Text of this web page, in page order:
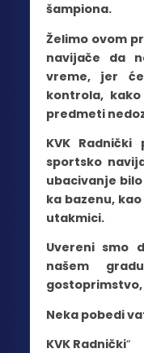
šampiona.
Želimo ovom
navijače da
vreme, jer
kontrola,
predmeti
KVK
sportsko
ubacivanje
ka bazenu,
utakmici.
Uvereni smo
našem
Neka pobedi
KVK Radnički“